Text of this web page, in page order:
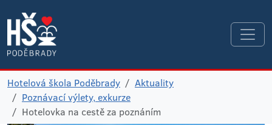
Hotelová škola Poděbrady
Aktuality
Poznávací výlety, exkurze
Hotelovka na cestě za poznáním